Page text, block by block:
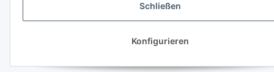
Schließen
Konfigurieren